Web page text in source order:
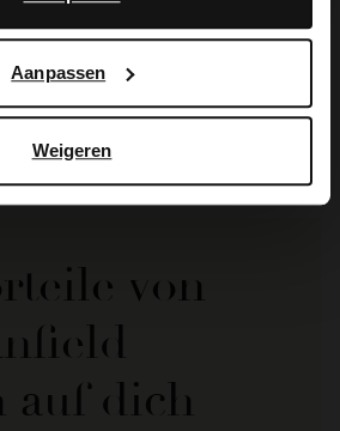
Aanpassen
Weigeren
Bordeauxrote Lederhandschuhe mit geflochtenen Details
Manfield
Dunkelbraune Lederhandschuhe
39.99
von
auf dich